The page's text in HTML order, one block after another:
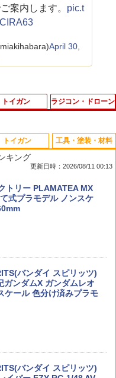
案内します。 pic.t
April 30,
ラーダ AKF-1 四駆バー
GPX サイバーフォーミ
ニ四駆サイバーフォーミ
53H09923537
【8月予約】
チックモデルキット 特
ーロック』 アクリルス
豹馬) 公認グッズ キャ
楠雄のΨ難』 斉木楠雄
キャップ スナイデル イ
トイガン
リチウム電池2本セ
正ネジ-M14逆ネジ 変換
マズルプロテクター BK
バック カスタム サバゲ
ーム サバイバル グッズ
サー トレーサー 送料無
クベルト（4ヶ入）［戦
バゲー アウトドア 固定
ラジコン・ドローン
ティションM4 ナット大
2個入 [RD-013L](JA
チタン製ウイング用M
スクリュー 6pcs) [HS-W
S.H.フィギュアー
） 仮面ライダーBLACK
布製 塗装済み
DX超合金 超時空要
1S バルキリー ロイ・フ
ャル リバイバルVer. 約28
ア
キング
更新日時：2026/08/11 00:13
トリー PLAMATEA MX
式プラモデル ノンスケ
バンダイ スピリッツ)
ガンダムX ガンダムレオ
ケール 色分け済みプラモ
バンダイ スピリッツ)
トイガン 工具・塗装・材料